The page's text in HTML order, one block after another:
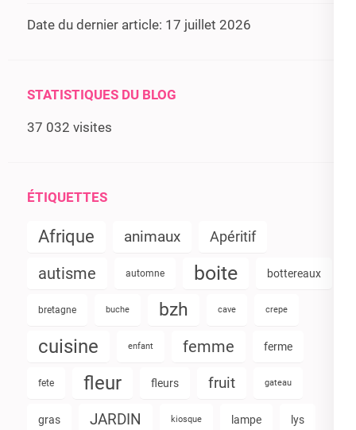
Date du dernier article: 17 juillet 2026
STATISTIQUES DU BLOG
37 032 visites
ÉTIQUETTES
Afrique animaux Apéritif
autisme automne boite bottereaux
bretagne buche bzh cave crepe
cuisine enfant femme ferme
fete fleur fleurs fruit gateau
gras JARDIN kiosque lampe lys